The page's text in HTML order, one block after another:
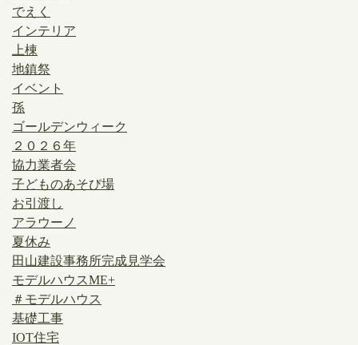
でえく
インテリア
上棟
地鎮祭
イベント
孫
ゴールデンウィーク
２０２６年
協力業者会
子どものあそび場
お引渡し
アラウーノ
夏休み
田山建設事務所完成見学会
モデルハウスME+
＃モデルハウス
基礎工事
IOT住宅